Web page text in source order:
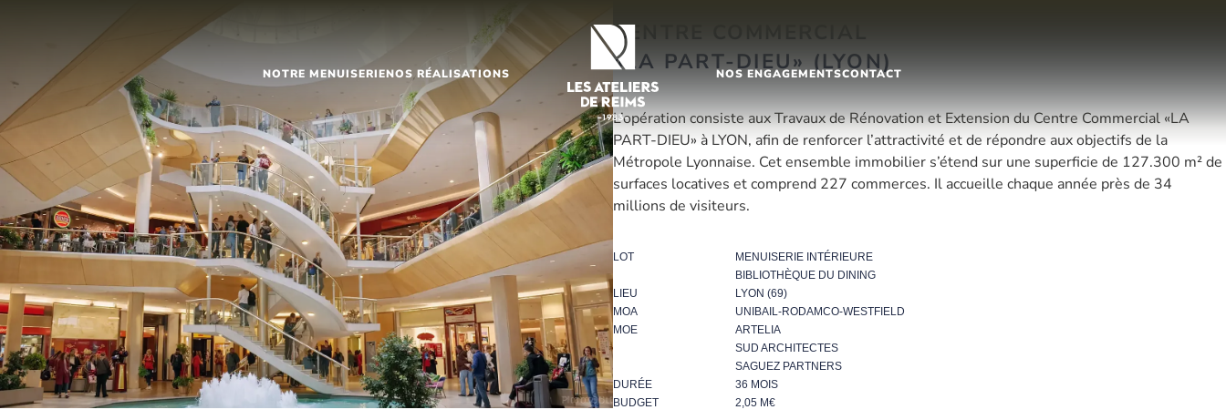
NOTRE MENUISERIENOS RÉALISATIONS NOS ENGAGEMENTSCONTACT
CENTRE COMMERCIAL
«LA PART-DIEU» (LYON)
L’opération consiste aux Travaux de Rénovation et Extension du Centre Commercial «LA
PART-DIEU» à LYON, afin de renforcer l’attractivité et de répondre aux objectifs de la
Métropole Lyonnaise. Cet ensemble immobilier s’étend sur une superficie de 127.300 m² de
surfaces locatives et comprend 227 commerces. Il accueille chaque année près de 34
millions de visiteurs.
LOT
LIEU
MOA
MOE
DURÉE
BUDGET
MENUISERIE INTÉRIEURE
BIBLIOTHÈQUE DU DINING
LYON (69)
UNIBAIL-RODAMCO-WESTFIELD
ARTELIA
SUD ARCHITECTES
SAGUEZ PARTNERS
36 MOIS
2,05 M€